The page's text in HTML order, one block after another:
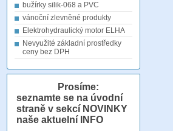
bužírky silik-068 a PVC
vánoční zlevněné produkty
Elektrohydraulický motor ELHA
Nevyužité základní prostředky
ceny bez DPH
Prosíme:
seznamte se na úvodní
straně v sekcí NOVINKY
naše aktuelní INFO